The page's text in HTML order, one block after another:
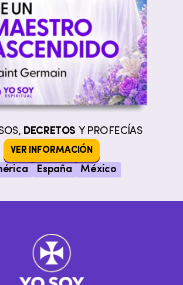
DECRETOS Y PROFECÍAS
VER INFORMACIÓN
España México